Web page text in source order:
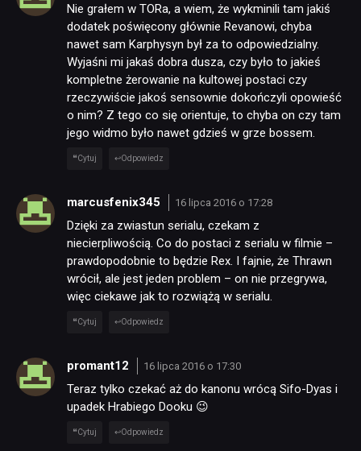
Nie grałem w TORa, a wiem, że wykminili tam jakiś
dodatek poświęcony głównie Revanowi, chyba
nawet sam Karphysyn był za to odpowiedzialny.
Wyjaśni mi jakaś dobra dusza, czy było to jakieś
kompletne żerowanie na kultowej postaci czy
rzeczywiście jakoś sensownie dokończyli opowieść
o nim? Z tego co się orientuje, to chyba on czy tam
jego widmo było nawet gdzieś w grze bossem.
Cytuj Odpowiedz
marcusfenix345 16 lipca 2016 o 17:28
Dzięki za zwiastun serialu, czekam z
niecierpliwością. Co do postaci z serialu w filmie –
prawdopodobnie to będzie Rex. I fajnie, że Thrawn
wrócił, ale jest jeden problem – on nie przegrywa,
więc ciekawe jak to rozwiążą w serialu.
Cytuj Odpowiedz
promant12 16 lipca 2016 o 17:30
Teraz tylko czekać aż do kanonu wrócą Sifo-Dyas i
upadek Hrabiego Dooku 😉
Cytuj Odpowiedz